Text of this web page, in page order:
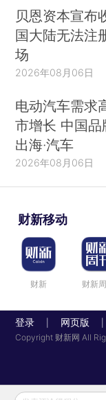
贝恩资本宣布
国大陆无法注
场
2026年08月06日
电动汽车需求
市增长 中国品
出海·汽车
2026年08月06日
财新移动
财新 财新
登录 网页版
Copyright 财新网 All